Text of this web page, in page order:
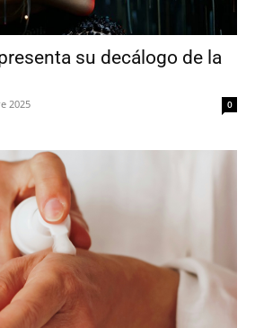
su decálogo de la
2025 0